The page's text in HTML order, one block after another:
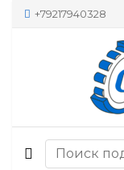
+79217940328